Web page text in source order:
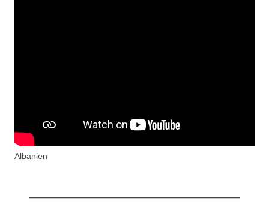
Albanien